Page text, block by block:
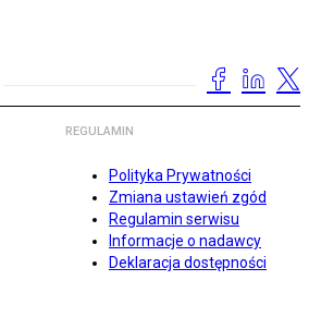
REGULAMIN
Polityka Prywatności
Zmiana ustawień zgód
Regulamin serwisu
Informacje o nadawcy
Deklaracja dostępności